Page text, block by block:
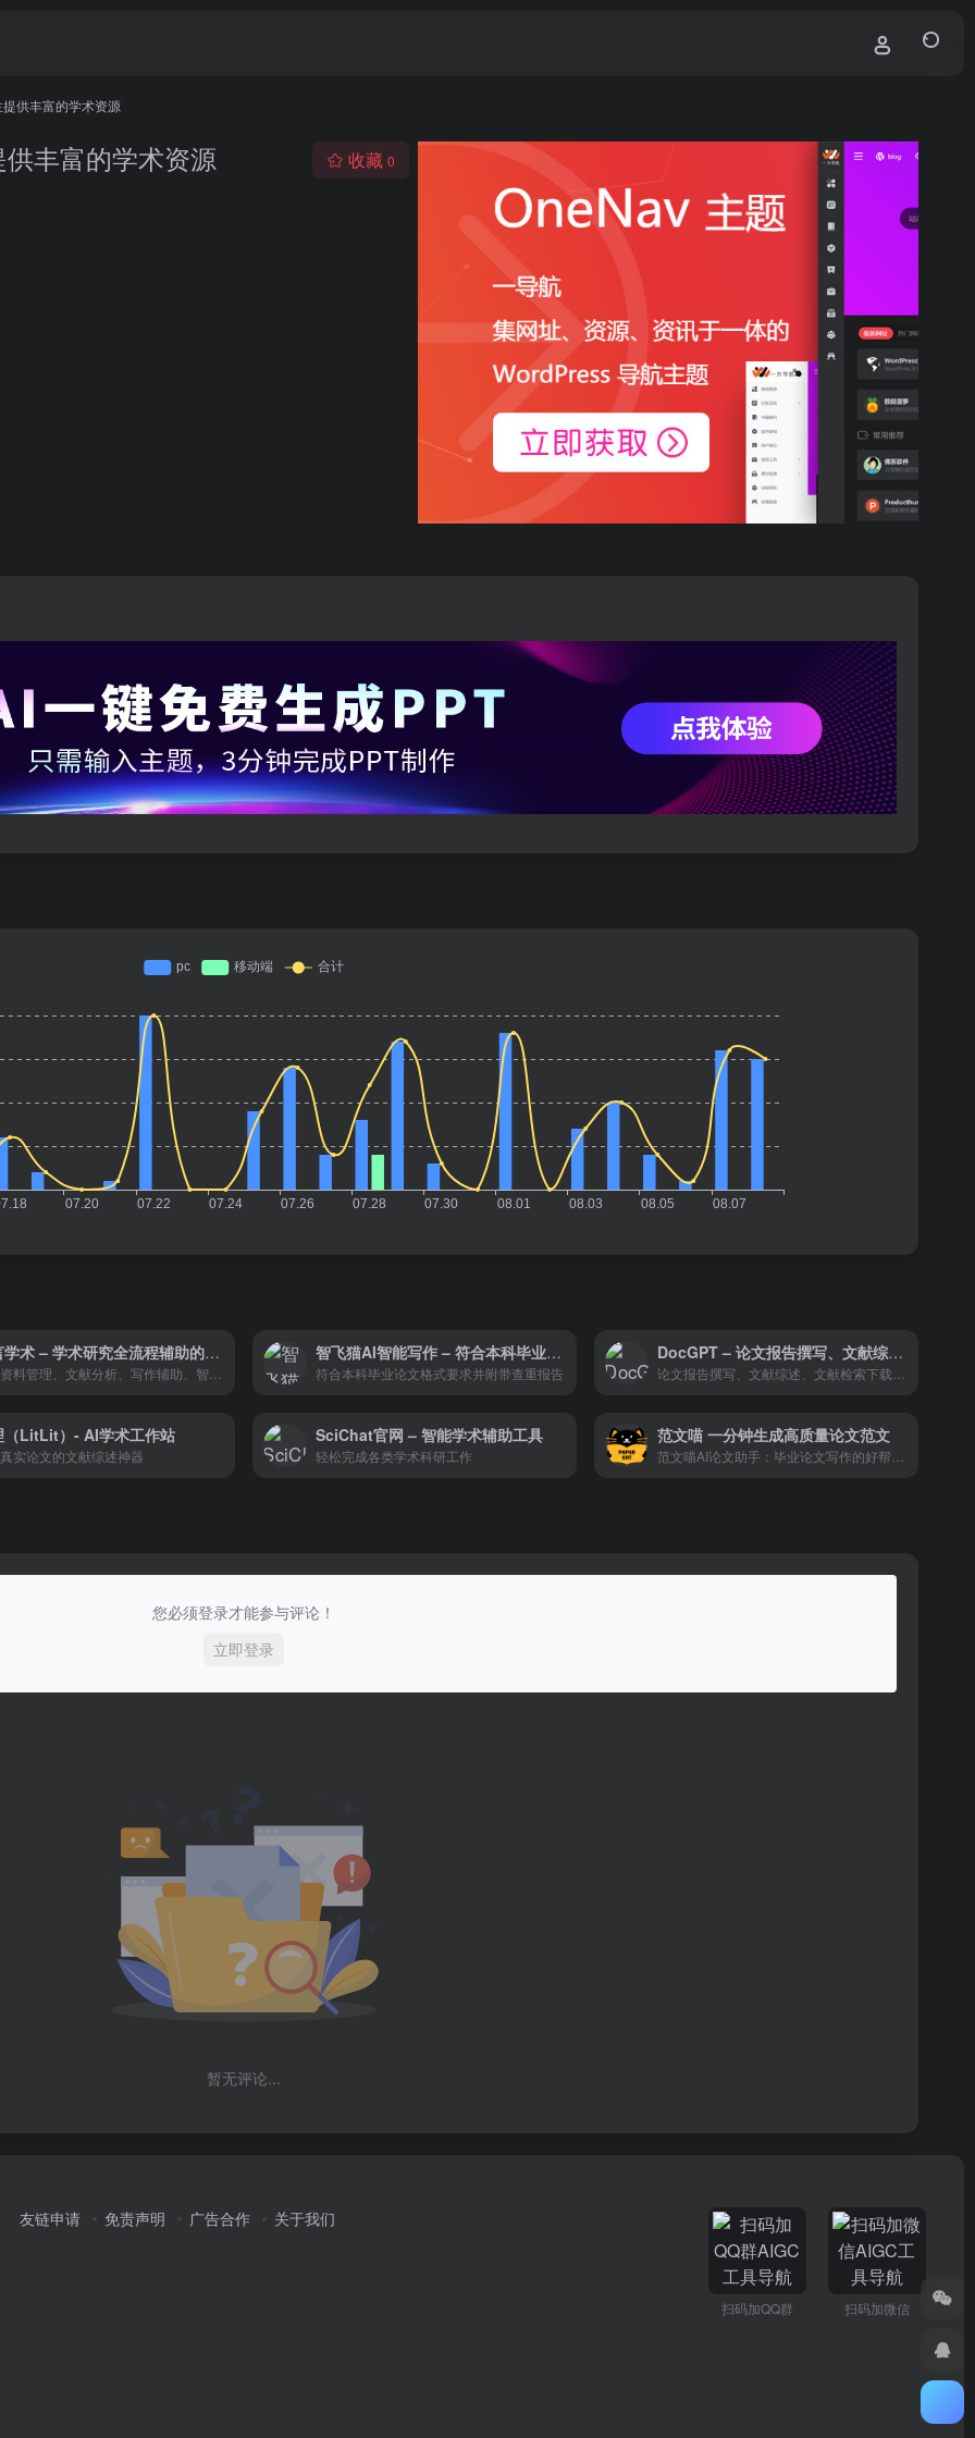
供丰富的学术资源
丰富的学术资源 收藏 0
沁言学术 – 学术研究全流程辅助的工具
集成资料管理、文献分析、写作辅助、智能协作等多重功能，旨在帮助用户高效完成从资料收集、整理分析到最终成文的全流程学术工作。
智飞猫AI智能写作 – 符合本科毕业论文格式要求
符合本科毕业论文格式要求并附带查重报告
DocGPT – 论文报告撰写、文献综述、文献检索下载分析
论文报告撰写、文献综述、文献检索下载分析
（LitLit）- AI学术工作站
实论文的文献综述神器
SciChat官网 – 智能学术辅助工具
轻松完成各类学术科研工作
范文喵 一分钟生成高质量论文范文
范文喵AI论文助手：毕业论文写作的好帮手，只需要输入标题和关键字就可以一分钟生成最多5万字的高质量论文范文。此外，还有免费的选题分析、论文答辩PPT、论文润色功能等。
您必须登录才能参与评论！
立即登录
暂无评论...
友链申请 免责声明 广告合作 关于我们
扫码加QQ群 扫码加微信